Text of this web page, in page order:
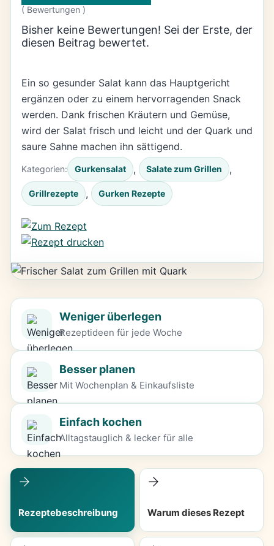
( Bewertungen )
Bisher keine Bewertungen! Sei der Erste, der
diesen Beitrag bewertet.
Ein so gesunder Salat kann das Hauptgericht
ergänzen oder zu einem hervorragenden Snack
werden. Dank frischen Kräutern und Gemüse,
wird der Salat frisch und leicht und der Quark und
saure Sahne machen ihn sättigend.
Kategorien: Gurkensalat , Salate zum Grillen ,
Grillrezepte , Gurken Rezepte
Weniger überlegen
Rezeptideen für jede Woche
Besser planen
Mit Wochenplan & Einkaufsliste
Einfach kochen
Alltagstauglich & lecker für alle
Rezeptebeschreibung Warum dieses Rezept